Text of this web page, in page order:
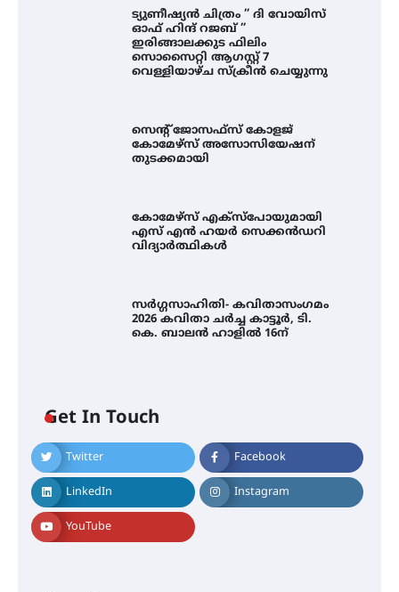
ട്യുണീഷ്യൻ ചിത്രം ” ദി വോയിസ്
ഓഫ് ഹിന്ദ് റജബ് ”
ഇരിങ്ങാലക്കുട ഫിലിം
സൊസൈറ്റി ആഗസ്റ്റ് 7
വെള്ളിയാഴ്ച സ്‌ക്രീൻ ചെയ്യുന്നു
സെന്റ് ജോസഫ്സ് കോളജ്
കോമേഴ്‌സ് അസോസിയേഷന്
തുടക്കമായി
കോമേഴ്സ് എക്സ്പോയുമായി
എസ് എൻ ഹയർ സെക്കൻഡറി
വിദ്യാർത്ഥികൾ
സർഗ്ഗസാഹിതി- കവിതാസംഗമം
2026 കവിതാ ചർച്ച കാട്ടൂർ, ടി.
കെ. ബാലൻ ഹാളിൽ 16ന്
Get In Touch
Twitter Facebook
LinkedIn Instagram
YouTube
കോമേഴ്‌സ് അസോസിയേഷന്
തുടക്കമായി
എസ് എൻ ഹയർ സെക്കൻഡറി
വിദ്യാർത്ഥികൾ
സർഗ്ഗസാഹിതി- കവിതാസംഗമം
2026 കവിതാ ചർച്ച കാട്ടൂർ, ടി. കെ.
ബാലൻ ഹാളിൽ 16ന്